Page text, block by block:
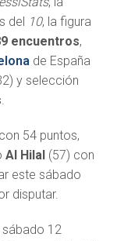
del 10, la figura
encuentros,
de España
y selección
.
54 puntos,
Al Hilal (57) con
este sábado
disputar.
sábado 12